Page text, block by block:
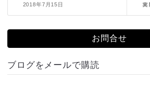
2018年7月15日
お問合せ
ブログをメールで購読